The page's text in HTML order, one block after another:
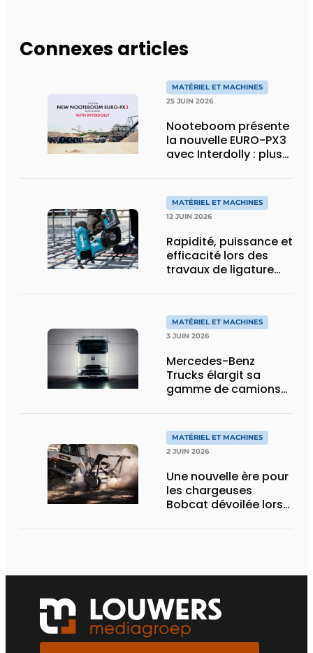
Connexes articles
MATÉRIEL ET MACHINES
25 JUIN 2026
Nooteboom présente
la nouvelle EURO-PX3
avec Interdolly : plus
transport spécial
MATÉRIEL ET MACHINES
12 JUIN 2026
Rapidité, puissance et
efficacité lors des
travaux de ligature
MATÉRIEL ET MACHINES
3 JUIN 2026
Mercedes-Benz
Trucks élargit sa
gamme de camions
eActros Lowliner
MATÉRIEL ET MACHINES
2 JUIN 2026
Une nouvelle ère pour
les chargeuses
Bobcat dévoilée lors